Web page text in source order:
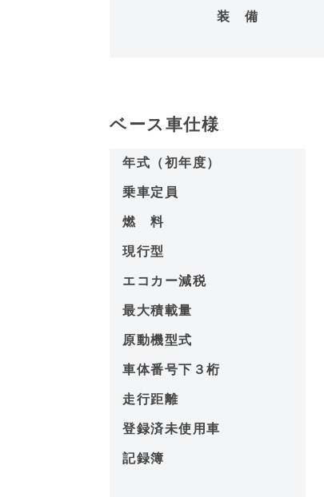
装 備
ベース車仕様
年式（初年度）
乗車定員
燃 料
現行型
エコカー減税
最大積載量
原動機型式
車体番号下３桁
走行距離
登録済未使用車
記録簿